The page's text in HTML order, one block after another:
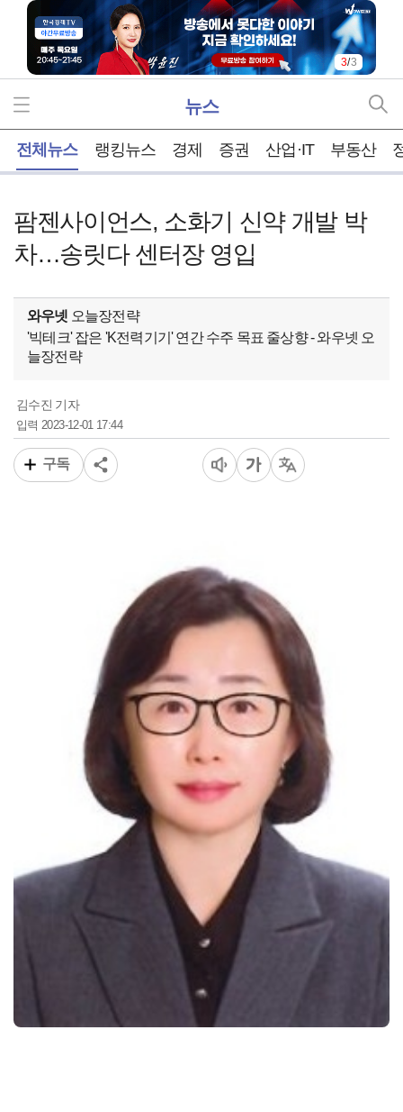
3/3
뉴스
전체뉴스 랭킹뉴스 경제 증권 산업·IT 부동산
팜젠사이언스, 소화기 신약 개발 박
차…송릿다 센터장 영입
와우넷 오늘장전략
'빅테크' 잡은 'K전력기기' 연간 수주 목표 줄상향 - 와우넷 오
늘장전략
김수진 기자
입력 2023-12-01 17:44
구독